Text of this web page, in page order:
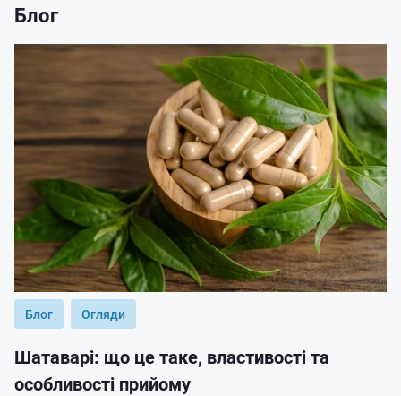
Блог
Блог Огляди
Шатаварі: що це таке, властивості та
особливості прийому